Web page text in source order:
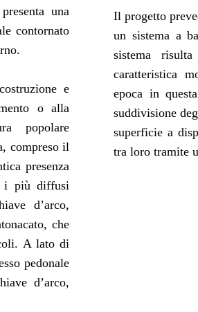
una
contornato
e
o alla
popolare
compreso il
presenza
i più diffusi
d’arco,
che
A lato di
pedonale
d’arco,
Il progetto
un sistema a
sistema
caratteristica
epoca in
suddivisione
superficie a
tra loro tramite